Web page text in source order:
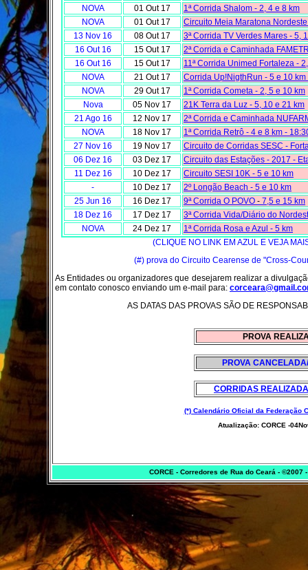
NOVA
01 Out 17
1ª Corrida Shalom - 2, 4 e 8 km
NOVA
01 Out 17
Circuito Meia Maratona
13 Nov 16
08 Out 17
3ª Corrida TV Verdes Mares - 5,
16 Out 16
15 Out 17
2ª Corrida e Caminhada
16 Out 16
15 Out 17
11ª Corrida Unimed Fortaleza -
NOVA
21 Out 17
Corrida Up!NigthRun - 5 e 10 km
NOVA
29 Out 17
1ª Corrida Cometa - 2, 5 e 10 km
Nova
05 Nov 17
21K Terra da Luz - 5, 10 e 21 km
21 Ago 16
12 Nov 17
2ª Corrida e Caminhada
NOVA
18 Nov 17
1ª Corrida Retrô - 4 e 8 km -
27 Nov 16
19 Nov 17
Circuito de Corridas SESC -
06 Dez 16
03 Dez 17
Circuito das Estações - 2017 -
11 Dez 16
10 Dez 17
Circuito SESI 10K - 5 e 10 km
-
10 Dez 17
2º Longão Beach - 5 e 10 km
25 Jun 16
16 Dez 17 9ª Corrida O POVO - 7,5 e 15 km
18 Dez 16
17 Dez 17
3ª Corrida Vida/Diário do
NOVA
24 Dez 17
1ª Corrida Rosa e Azul - 5 km
(CLIQUE NO LINK EM AZUL E VEJA
(#) prova do Circuito Cearense de "Cross-
As Entidades ou organizadores que desejarem realizar a
em contato conosco enviando um e-mail para:
AS DATAS DAS PROVAS SÃO DE
PROVA
PROVA
CORRIDAS
(*) Calendário Oficial da Federação
Atualização: CORCE -
CORCE - Corredores de Rua do Ceará -